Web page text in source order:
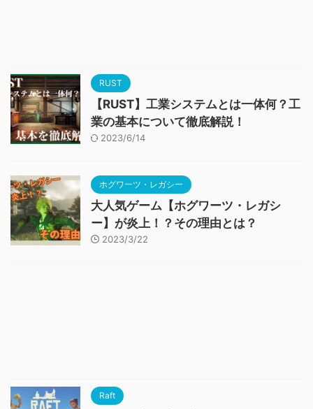
RUST
【RUST】工業システムとは一体何？工
業の基本について徹底解説！
2023/6/14
ホグワーツ・レガシー
大人気ゲーム【ホグワーツ・レガシ
ー】が炎上！？その理由とは？
2023/3/22
Raft